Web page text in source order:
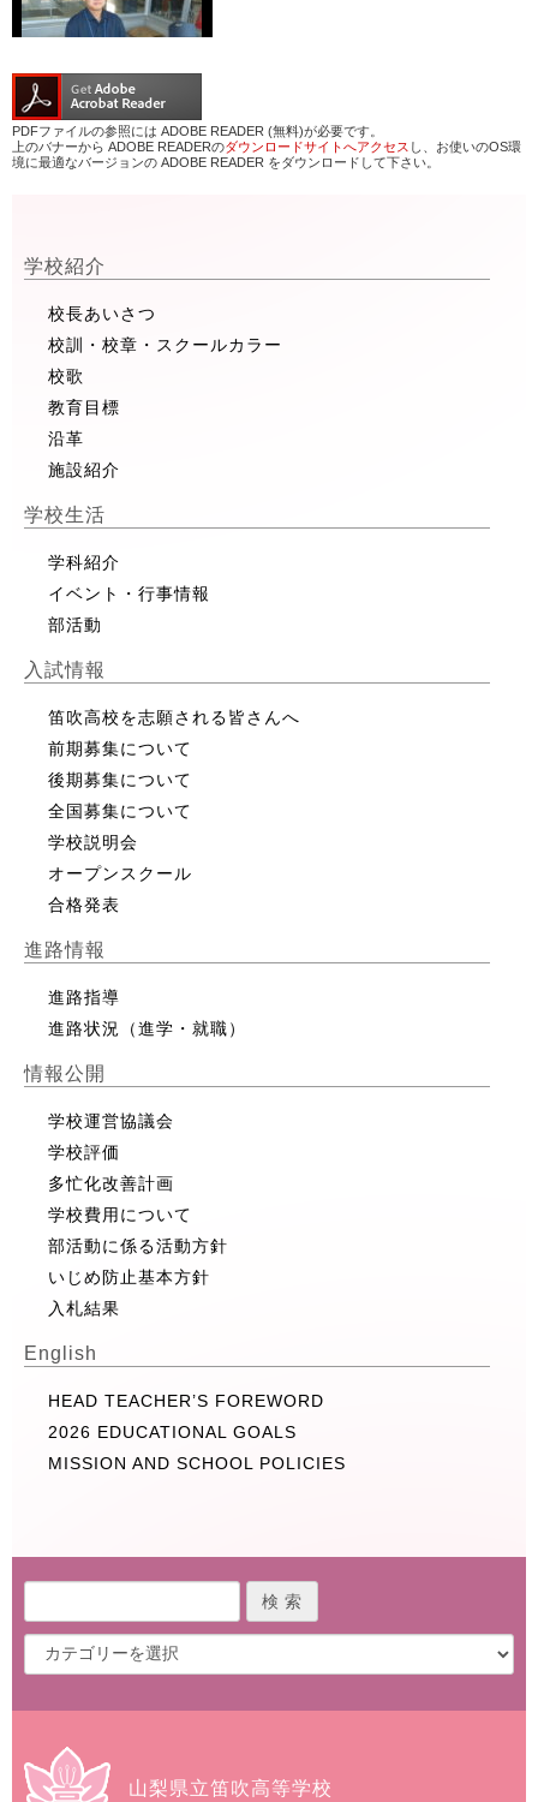
PDFファイルの参照には ADOBE READER (無料)が必要です。
上のバナーから ADOBE READERのダウンロードサイトへアクセス し、お使いのOS環
境に最適なバージョンの ADOBE READER をダウンロードして下さい。
学校紹介
校長あいさつ
校訓・校章・スクールカラー
校歌
教育目標
沿革
施設紹介
学校生活
学科紹介
イベント・行事情報
部活動
入試情報
笛吹高校を志願される皆さんへ
前期募集について
後期募集について
全国募集について
学校説明会
オープンスクール
合格発表
進路情報
進路指導
進路状況（進学・就職）
情報公開
学校運営協議会
学校評価
多忙化改善計画
学校費用について
部活動に係る活動方針
いじめ防止基本方針
入札結果
English
HEAD TEACHER’S FOREWORD
2026 EDUCATIONAL GOALS
MISSION AND SCHOOL POLICIES
山梨県立笛吹高等学校